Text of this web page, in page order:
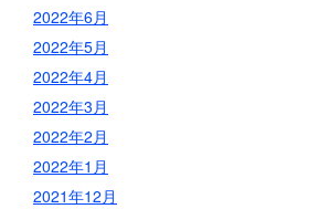
2022年6月
2022年5月
2022年4月
2022年3月
2022年2月
2022年1月
2021年12月